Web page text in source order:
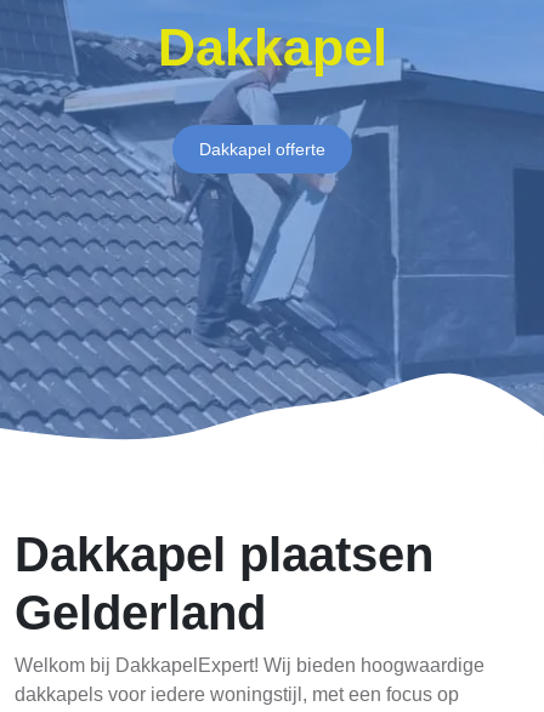
Dakkapel
Dakkapel offerte
Dakkapel plaatsen
Gelderland
Welkom bij DakkapelExpert! Wij bieden hoogwaardige
dakkapels voor iedere woningstijl, met een focus op